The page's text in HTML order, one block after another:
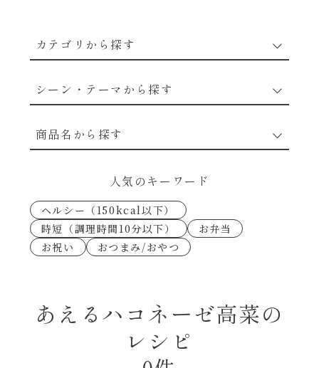
カテゴリから探す
穀物類のレシピ
シーン・テーマから探す
なんでも南蛮
考えるな、二代目で炒めろ！～○○の炒め物
朝シャン（ごはん派）
朝シャン（パン派）
商品名から探す
あえるハコネーゼトマトバジル
あえるハコネーゼ高菜
あえるハコネーゼ明太子
人気のキーワード
ヘルシー（150kcal以下）
時短（調理時間10分以下）
お弁当
お祝い
おつまみ/おやつ
あえるハコネーゼ高菜の
レシピ